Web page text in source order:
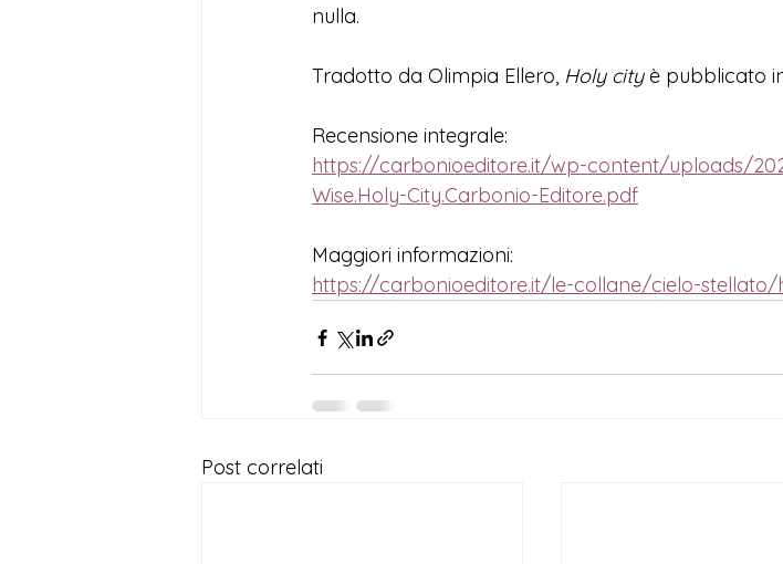
nulla.
Tradotto da Olimpia Ellero, Holy city è pubblicato
Recensione integrale:
https://carbonioeditore.it/wp-content/uploads/
Wise.Holy-City.Carbonio-Editore.pdf
Maggiori informazioni:
https://carbonioeditore.it/le-collane/cielo-
Post correlati